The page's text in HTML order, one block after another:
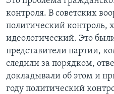
контроля. В советских
политический контроль,
идеологический. Это
представители партии,
следили за порядком,
докладывали об этом и
году политический